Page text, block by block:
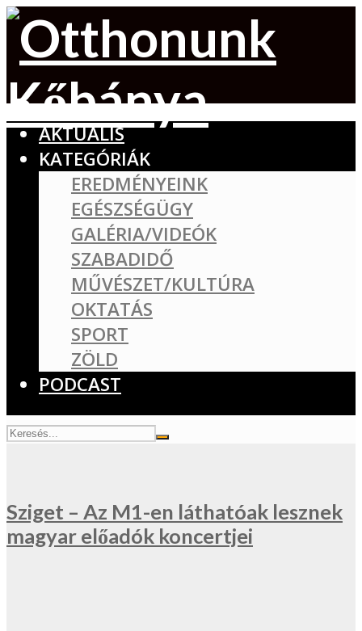
AKTUÁLIS
KATEGÓRIÁK
EREDMÉNYEINK
EGÉSZSÉGÜGY
GALÉRIA/VIDEÓK
SZABADIDŐ
MŰVÉSZET/KULTÚRA
OKTATÁS
SPORT
ZÖLD
PODCAST
Sziget – Az M1-en láthatóak lesznek
magyar előadók koncertjei